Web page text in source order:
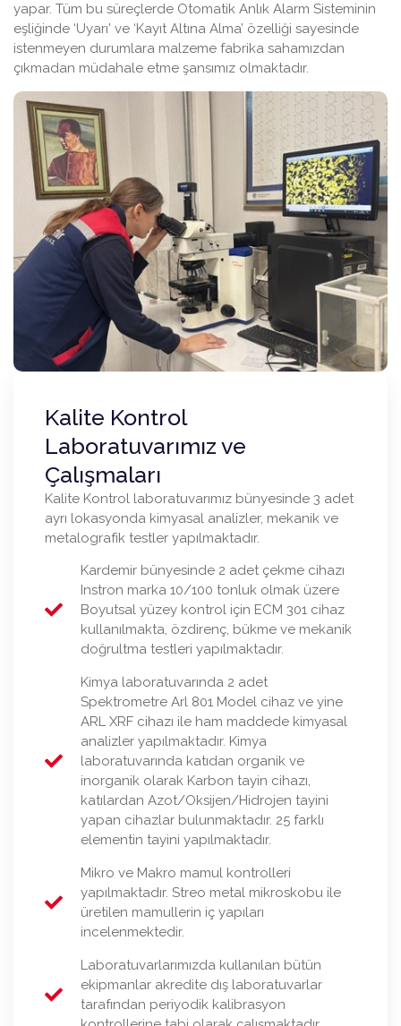
yapar. Tüm bu süreçlerde Otomatik Anlık Alarm Sisteminin
eşliğinde ‘Uyarı’ ve ‘Kayıt Altına Alma’ özelliği sayesinde
istenmeyen durumlara malzeme fabrika sahamızdan
çıkmadan müdahale etme şansımız olmaktadır.
Kalite Kontrol
Laboratuvarımız ve
Çalışmaları
Kalite Kontrol laboratuvarımız bünyesinde 3 adet
ayrı lokasyonda kimyasal analizler, mekanik ve
metalografik testler yapılmaktadır.
Kardemir bünyesinde 2 adet çekme cihazı
Instron marka 10/100 tonluk olmak üzere
Boyutsal yüzey kontrol için ECM 301 cihaz
kullanılmakta, özdirenç, bükme ve mekanik
doğrultma testleri yapılmaktadır.
Kimya laboratuvarında 2 adet
Spektrometre Arl 801 Model cihaz ve yine
ARL XRF cihazı ile ham maddede kimyasal
analizler yapılmaktadır. Kimya
laboratuvarında katıdan organik ve
inorganik olarak Karbon tayin cihazı,
katılardan Azot/Oksijen/Hidrojen tayini
yapan cihazlar bulunmaktadır. 25 farklı
elementin tayini yapılmaktadır.
Mikro ve Makro mamul kontrolleri
yapılmaktadır. Streo metal mikroskobu ile
üretilen mamullerin iç yapıları
incelenmektedir.
Laboratuvarlarımızda kullanılan bütün
ekipmanlar akredite dış laboratuvarlar
tarafından periyodik kalibrasyon